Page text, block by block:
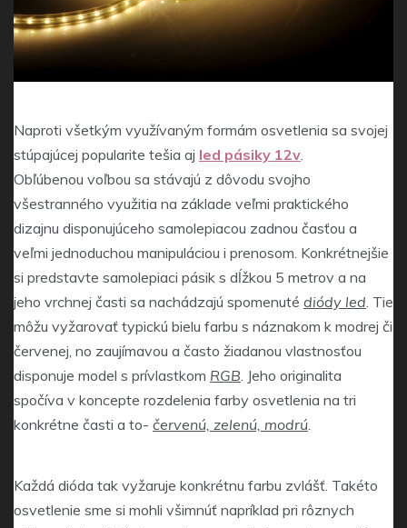
Naproti všetkým využívaným formám osvetlenia sa svojej
stúpajúcej popularite tešia aj led pásiky 12v.
Obľúbenou voľbou sa stávajú z dôvodu svojho
všestranného využitia na základe veľmi praktického
dizajnu disponujúceho samolepiacou zadnou časťou a
veľmi jednoduchou manipuláciou i prenosom. Konkrétnejšie
si predstavte samolepiaci pásik s dĺžkou 5 metrov a na
jeho vrchnej časti sa nachádzajú spomenuté diódy led. Tie
môžu vyžarovať typickú bielu farbu s náznakom k modrej či
červenej, no zaujímavou a často žiadanou vlastnosťou
disponuje model s prívlastkom RGB. Jeho originalita
spočíva v koncepte rozdelenia farby osvetlenia na tri
konkrétne časti a to- červenú, zelenú, modrú.
Každá dióda tak vyžaruje konkrétnu farbu zvlášť. Takéto
osvetlenie sme si mohli všimnúť napríklad pri rôznych